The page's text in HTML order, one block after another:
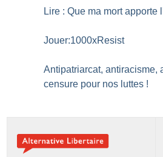
Lire : Que ma mort apporte
Jouer:1000xResist
Antipatriarcat, antiracisme,
censure pour nos luttes !